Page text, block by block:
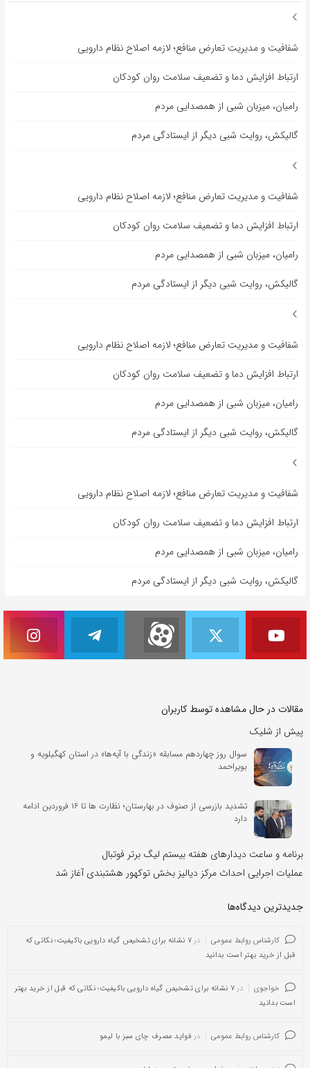
شفافیت و مدیریت تعارض منافع؛ لازمه اصلاح نظام دارویی
ارتباط افزایش دما و تضعیف سلامت روان کودکان
رامیان، میزبان شبی از همصدایی مردم
گالیکش، روایت شبی دیگر از ایستادگی مردم
شفافیت و مدیریت تعارض منافع؛ لازمه اصلاح نظام دارویی
ارتباط افزایش دما و تضعیف سلامت روان کودکان
رامیان، میزبان شبی از همصدایی مردم
گالیکش، روایت شبی دیگر از ایستادگی مردم
شفافیت و مدیریت تعارض منافع؛ لازمه اصلاح نظام دارویی
ارتباط افزایش دما و تضعیف سلامت روان کودکان
رامیان، میزبان شبی از همصدایی مردم
گالیکش، روایت شبی دیگر از ایستادگی مردم
شفافیت و مدیریت تعارض منافع؛ لازمه اصلاح نظام دارویی
ارتباط افزایش دما و تضعیف سلامت روان کودکان
رامیان، میزبان شبی از همصدایی مردم
گالیکش، روایت شبی دیگر از ایستادگی مردم
مقالات در حال مشاهده توسط کاربران
پیش از شلیک
سوال روز چهاردهم مسابقه «زندگی با آیه‌ها» در استان کهگیلویه و
بویراحمد
تشدید بازرسی از صنوف در بهارستان؛ نظارت ها تا ۱۶ فروردین ادامه
دارد
برنامه و ساعت دیدارهای هفته بیستم لیگ برتر فوتبال
عملیات اجرایی احداث مرکز دیالیز بخش توکهور هشتبندی آغاز شد
جدیدترین دیدگاه‌‌ها
کارشناس روابط عمومی در
۷ نشانه برای تشخیص گیاه دارویی باکیفیت؛ نکاتی که
قبل از خرید بهتر است بدانید
خواجوی در
۷ نشانه برای تشخیص گیاه دارویی باکیفیت؛ نکاتی که قبل از خرید بهتر
است بدانید
کارشناس روابط عمومی در فواید مصرف چای سبز با لیمو